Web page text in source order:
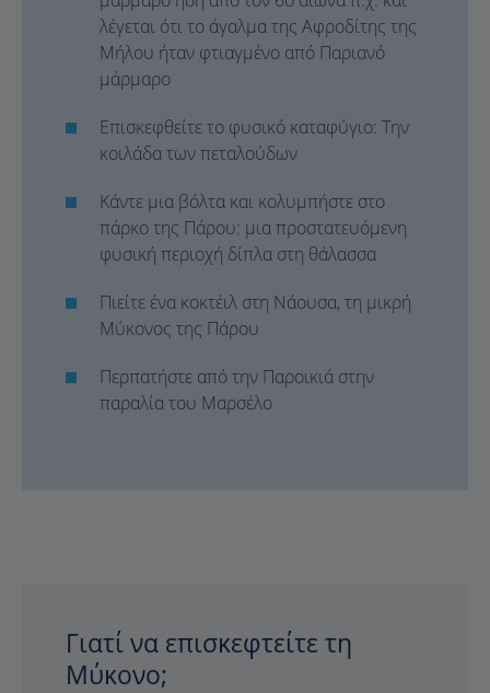
λέγεται ότι το άγαλμα της Αφροδίτης της
Μήλου ήταν φτιαγμένο από Παριανό
μάρμαρο
Επισκεφθείτε το φυσικό καταφύγιο: Την
κοιλάδα των πεταλούδων
Κάντε μια βόλτα και κολυμπήστε στο
πάρκο της Πάρου: μια προστατευόμενη
φυσική περιοχή δίπλα στη θάλασσα
Πιείτε ένα κοκτέιλ στη Νάουσα, τη μικρή
Μύκονος της Πάρου
Περπατήστε από την Παροικιά στην
παραλία του Μαρσέλο
Γιατί να επισκεφτείτε τη
Μύκονο;